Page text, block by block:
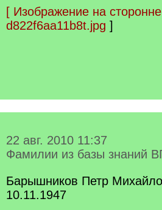
[ Изображение на
d822f6aa11b8t.jpg ]
22 авг. 2010 11:37
Фамилии из базы знаний
Барышников Петр
10.11.1947